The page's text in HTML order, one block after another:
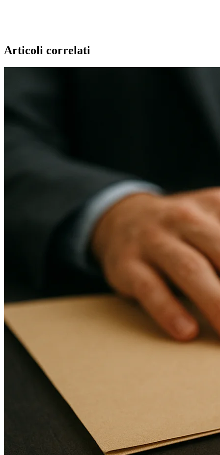
Articoli correlati